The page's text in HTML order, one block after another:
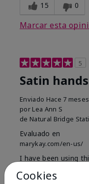
15 0
Marcar esta
5
Satin
Enviado Hace 7 meses
por Lea Ann S
de Natural Bridge
Evaluado en
marykay.com/en-us/
I have been using
long time and the
Cookies